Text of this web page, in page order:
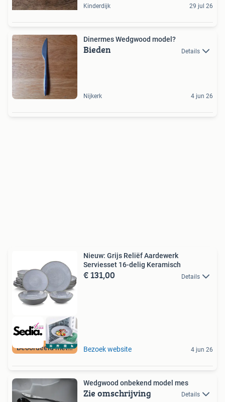
Kinderdijk 29 jul 26
Dinermes Wedgwood model?
Bieden Details
Nijkerk 4 jun 26
Beoordeeld met 9+
Nieuw: Grijs Reliëf Aardewerk
Serviesset 16-delig Keramisch
€ 131,00 Details
Bezoek website 4 jun 26
Wedgwood onbekend model mes
Zie omschrijving Details